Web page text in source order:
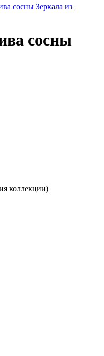
сосны Зеркала из
сосны
коллекции)